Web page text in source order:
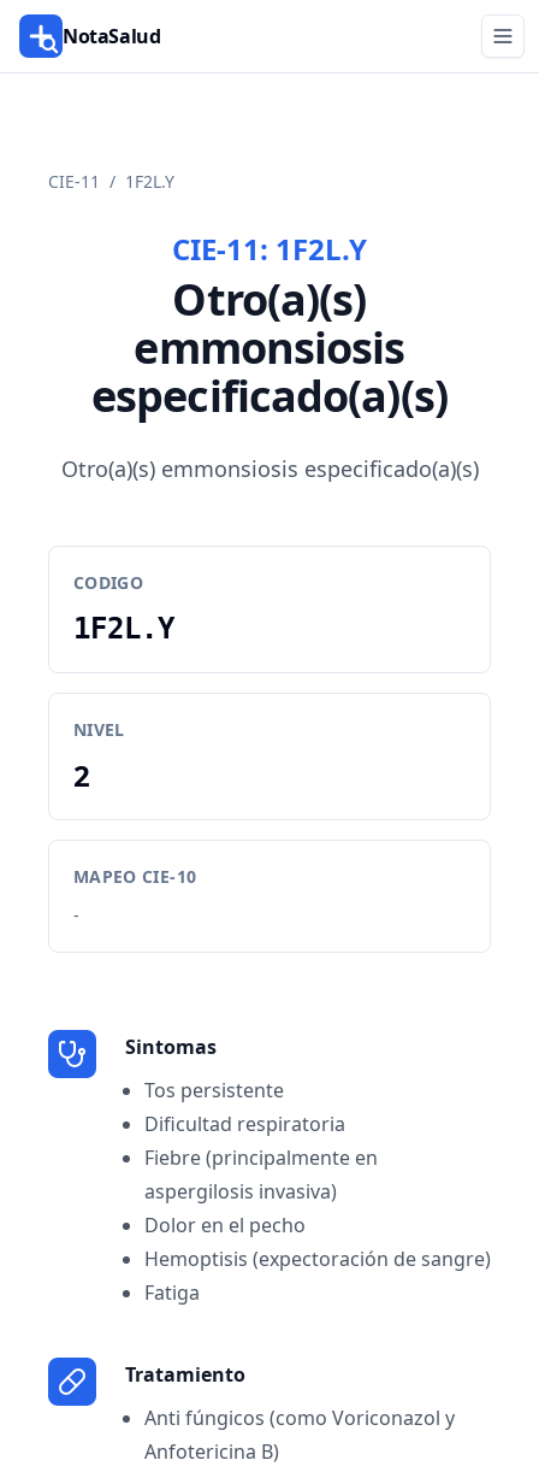
NotaSalud
CIE-11 / 1F2L.Y
CIE-11: 1F2L.Y
Otro(a)(s)
emmonsiosis
especificado(a)(s)
Otro(a)(s) emmonsiosis especificado(a)(s)
CODIGO
1F2L.Y
NIVEL
2
MAPEO CIE-10
-
Sintomas
Tos persistente
Dificultad respiratoria
Fiebre (principalmente en
aspergilosis invasiva)
Dolor en el pecho
Hemoptisis (expectoración de sangre)
Fatiga
Tratamiento
Anti fúngicos (como Voriconazol y
Anfotericina B)